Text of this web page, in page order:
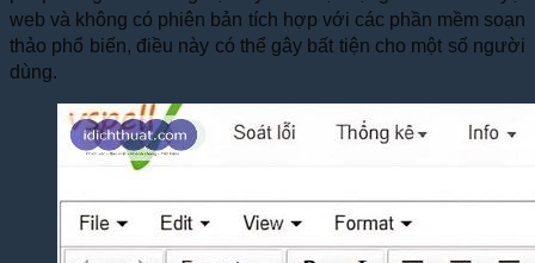
web và không có phiên bản tích hợp với các phần mềm soạn
thảo phổ biến, điều này có thể gây bất tiện cho một số người
dùng.